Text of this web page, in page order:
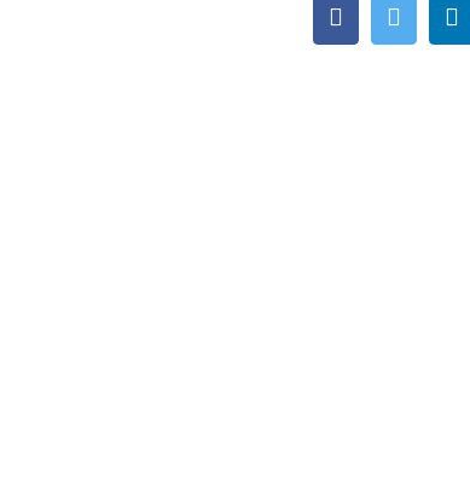
Facebook
Twitter